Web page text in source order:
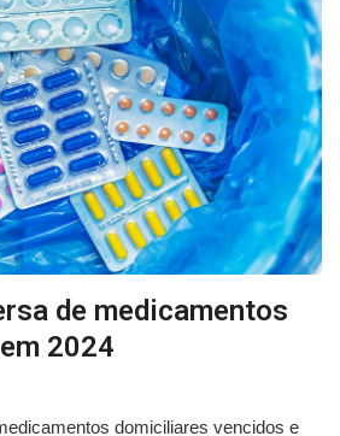
de medicamentos
2024
domiciliares vencidos e